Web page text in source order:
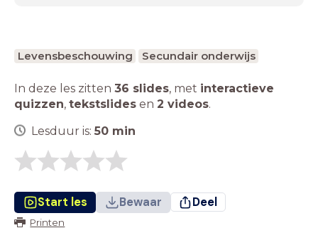
Levensbeschouwing Secundair onderwijs
In deze les zitten 36 slides, met interactieve
quizzen, tekstslides en 2 videos.
Lesduur is: 50 min
Start les Bewaar Deel
Printen